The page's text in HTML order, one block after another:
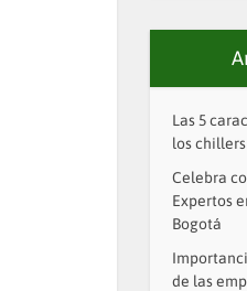
Las 5
los
Celebra
Expertos
Bogotá
de las